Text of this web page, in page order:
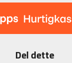
Del dette